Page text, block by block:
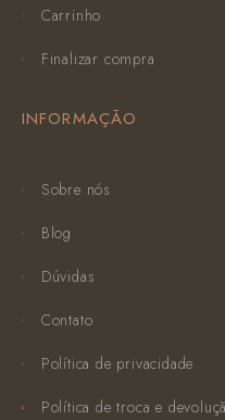
Carrinho
Finalizar compra
INFORMAÇÃO
Sobre nós
Blog
Dúvidas
Contato
Política de privacidade
Política de troca e